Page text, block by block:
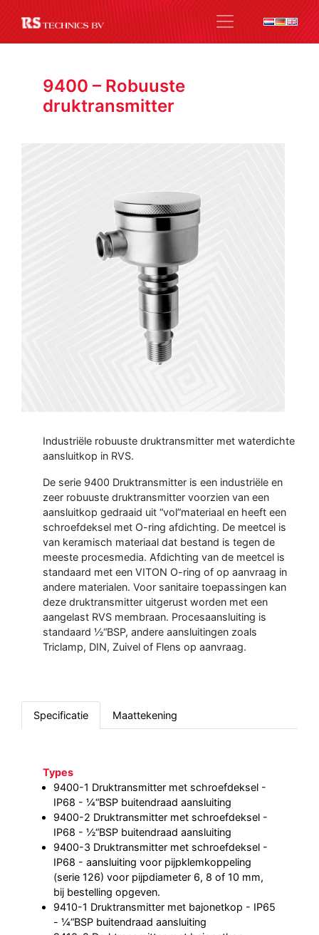
9400 – Robuuste
druktransmitter
Industriële robuuste druktransmitter met waterdichte
aansluitkop in RVS.
De serie 9400 Druktransmitter is een industriële en
zeer robuuste druktransmitter voorzien van een
aansluitkop gedraaid uit “vol”materiaal en heeft een
schroefdeksel met O-ring afdichting. De meetcel is
van keramisch materiaal dat bestand is tegen de
meeste procesmedia. Afdichting van de meetcel is
standaard met een VITON O-ring of op aanvraag in
andere materialen. Voor sanitaire toepassingen kan
deze druktransmitter uitgerust worden met een
aangelast RVS membraan. Procesaansluiting is
standaard ½“BSP, andere aansluitingen zoals
Triclamp, DIN, Zuivel of Flens op aanvraag.
Specificatie Maattekening
Types
9400-1 Druktransmitter met schroefdeksel -
IP68 - ¼“BSP buitendraad aansluiting
9400-2 Druktransmitter met schroefdeksel -
IP68 - ½“BSP buitendraad aansluiting
9400-3 Druktransmitter met schroefdeksel -
IP68 - aansluiting voor pijpklemkoppeling
(serie 126) voor pijpdiameter 6, 8 of 10 mm,
bij bestelling opgeven.
9410-1 Druktransmitter met bajonetkop - IP65
- ¼“BSP buitendraad aansluiting